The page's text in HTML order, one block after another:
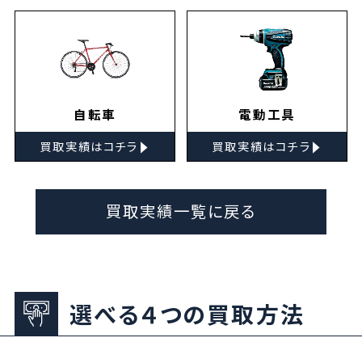
自転車
買取実績はコチラ ▸
電動工具
買取実績はコチラ ▸
買取実績一覧に戻る
選べる４つの買取方法